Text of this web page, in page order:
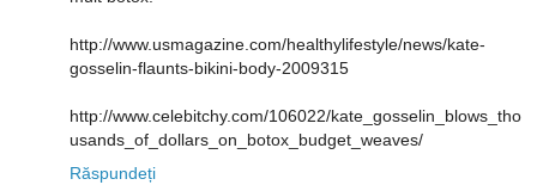
http://www.usmagazine.com/healthylifestyle/news/kate-
gosselin-flaunts-bikini-body-2009315
http://www.celebitchy.com/106022/kate_gosselin_blows_tho
usands_of_dollars_on_botox_budget_weaves/
Răspundeți